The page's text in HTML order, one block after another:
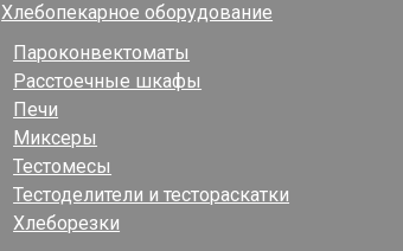
Хлебопекарное оборудование
Пароконвектоматы
Расстоечные шкафы
Печи
Миксеры
Тестомесы
Тестоделители и тестораскатки
Хлеборезки